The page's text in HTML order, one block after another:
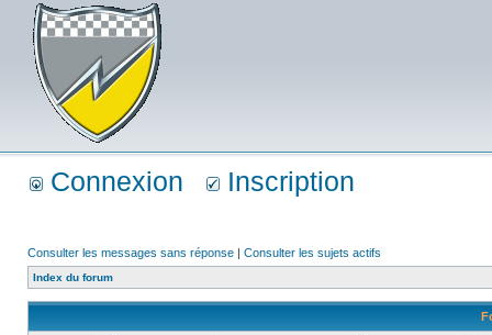
Connexion Inscription
Consulter les messages sans réponse | Consulter les sujets actifs
Index du forum